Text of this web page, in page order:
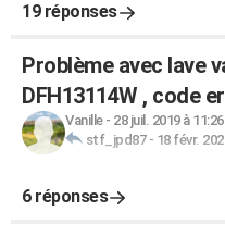
19 réponses
Problème avec lave
DFH13114W , code
Vanille- 28 juil. 2019 à 11:26
stf_jpd87- 18 févr.
6 réponses